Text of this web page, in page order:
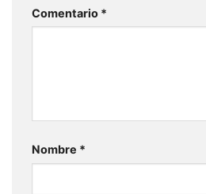
Comentario *
Nombre *